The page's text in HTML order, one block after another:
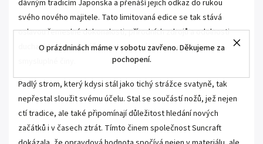
O prázdninách máme v sobotu zavřeno. Děkujeme za
pochopení.
dávným tradicím Japonska a přenáší jejich odkaz do rukou
svého nového majitele. Tato limitovaná edice se tak stává
oslavou řemeslné dokonalosti, přírodních zdrojů a odolnosti
ducha, který se dokáže postavit ztrátám a proměnit je ve
Padlý strom, který kdysi stál jako tichý strážce svatyně, tak
nepřestal sloužit svému účelu. Stal se součástí nožů, jež nejen
ctí tradice, ale také připomínají důležitost hledání nových
začátků i v časech ztrát. Tímto činem společnost Suncraft